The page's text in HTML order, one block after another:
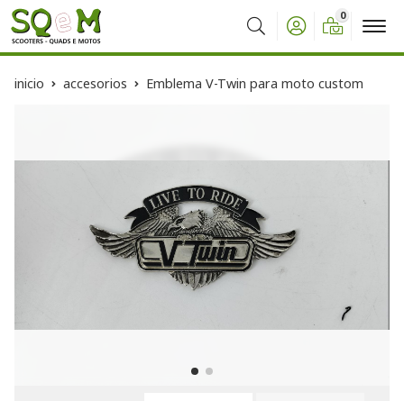
Buscar
0
inicio accesorios Emblema V-Twin para moto custom